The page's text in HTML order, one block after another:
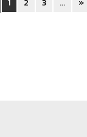
1 2 3 ... »